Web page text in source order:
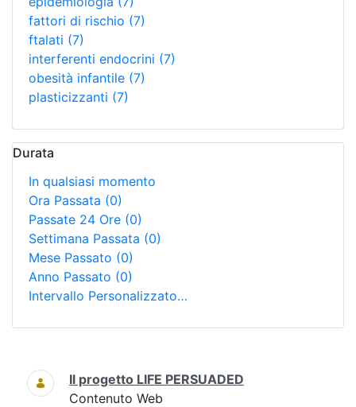
fattori di rischio (7)
ftalati (7)
interferenti endocrini (7)
obesità infantile (7)
plasticizzanti (7)
Durata
In qualsiasi momento
Ora Passata (0)
Passate 24 Ore (0)
Settimana Passata (0)
Mese Passato (0)
Anno Passato (0)
Intervallo Personalizzato…
Ricerca
Il progetto LIFE PERSUADED
Contenuto Web